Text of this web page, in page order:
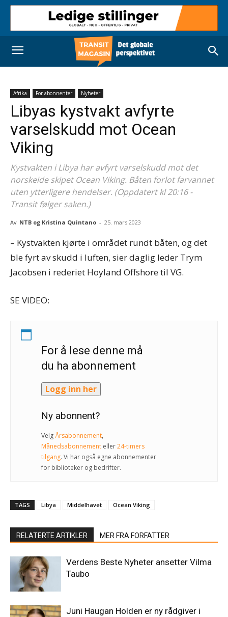
Afrika For abonnenter Nyheter
Libyas kystvakt avfyrte
varselskudd mot Ocean
Viking
Kystvakten i Libya har avfyrt varselskudd mot det
norskeide skipet Ocean Viking. Båten forlot farvannet
uten ytterligere hendelser. (Oppdatert kl 20:16 -
Transit følger saken.)
Av NTB og Kristina Quintano - 25. mars 2023
– Kystvakten kjørte i området rundt båten, og det
ble fyrt av skudd i luften, sier daglig leder Trym
Jacobsen i rederiet Hoyland Offshore til VG.
SE VIDEO:
For å lese denne må
du ha abonnement
Logg inn her
Ny abonnent?
VelgÅrsabonnement,
Månedsabonnement eller24-timers
tilgang. Vi har også egne abonnementer
for biblioteker og bedrifter.
TAGS Libya Middelhavet Ocean Viking
RELATERTE ARTIKLER MER FRA FORFATTER
Verdens Beste Nyheter ansetter Vilma
Taubo
Juni Haugan Holden er ny rådgiver i